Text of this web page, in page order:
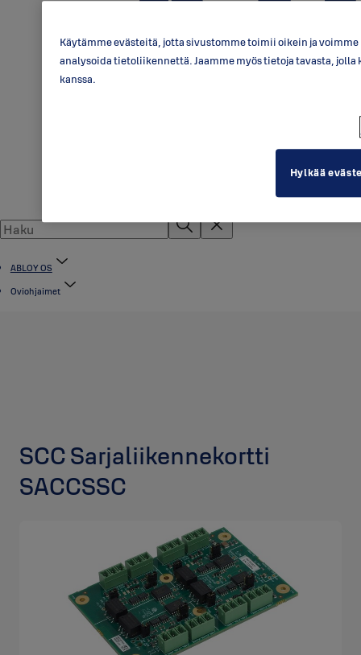
ABLOY OS
Oviohjaimet
SCC Sarjaliikennekortti
SACCSSC
Käytämme evästeitä, jotta sivustomme toimii oikein ja
analysoida tietoliikennettä. Jaamme myös tietoja tavasta,
kanssa.
Hylkää